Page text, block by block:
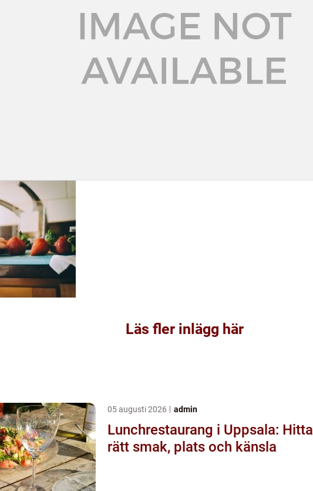
Läs fler inlägg här
05 augusti 2026 admin
Lunchrestaurang i Uppsala: Hitta
rätt smak, plats och känsla